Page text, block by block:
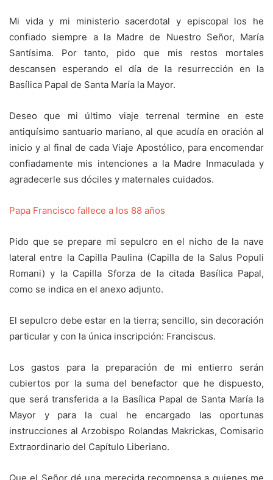
Mi vida y mi ministerio sacerdotal y episcopal los he
confiado siempre a la Madre de Nuestro Señor, María
Santísima. Por tanto, pido que mis restos mortales
descansen esperando el día de la resurrección en la
Basílica Papal de Santa María la Mayor.
Deseo que mi último viaje terrenal termine en este
antiquísimo santuario mariano, al que acudía en oración al
inicio y al final de cada Viaje Apostólico, para encomendar
confiadamente mis intenciones a la Madre Inmaculada y
agradecerle sus dóciles y maternales cuidados.
Papa Francisco fallece a los 88 años
Pido que se prepare mi sepulcro en el nicho de la nave
lateral entre la Capilla Paulina (Capilla de la Salus Populi
Romani) y la Capilla Sforza de la citada Basílica Papal,
como se indica en el anexo adjunto.
El sepulcro debe estar en la tierra; sencillo, sin decoración
particular y con la única inscripción: Franciscus.
Los gastos para la preparación de mi entierro serán
cubiertos por la suma del benefactor que he dispuesto,
que será transferida a la Basílica Papal de Santa María la
Mayor y para la cual he encargado las oportunas
instrucciones al Arzobispo Rolandas Makrickas, Comisario
Extraordinario del Capítulo Liberiano.